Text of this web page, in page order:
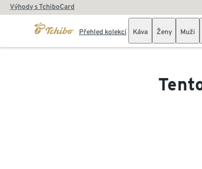
Výhody s TchiboCard
Přehled kolekcí Káva Ženy Muži